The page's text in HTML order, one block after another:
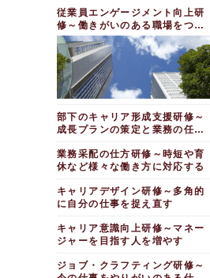
うこと
20代向けキャリア研修
～偶然の出会いを活かし、人生
100年を充実させる
ワークライフインテグレ
ーション研修
キャリアデザイン研修～
自らの人生を豊かにするお金の
基礎知識
お金の貯め方～キャリアデザイ
ン研修
ェアな目線で、お金の知識を体
系的に身につける
As is-To Beギャップを埋め
る（半日間）
20代向けキャリアデザ
イン研修～事前視聴動画と実践
る
管理職向け従業員エンゲ
ージメント向上研修～働きがい
のある職場づくりでチームの活
性化をはかる
チームワーク入門研修～
信頼・責任・疾走・勝利で高め
【ジョブクラフティング。こだわり
を生み出すマネジメント】
（管理職向け）ジョブク
ラフティング～熱意・やりがい
をもって働ける環境づくり
ジョブ・クラフティング
研修～目の前の仕事をやりがい
のある仕事に変える（１日間）
【研究チームの活性化、チームビル
ディング力】
ルディングワークショップ 自
研修～考え方を切り替え、ワン
ランク上の仕事を目指す
27歳の壁を乗り越える
研修～仕事の「慣れ」に打ち勝
ち、成長を続ける
30歳の壁を乗り越える
研修～キャリアの不安にスキル
アップで備える
ワークライフインテグレ
ーション研修
40・50代向けキャリア
研修～モチベーションアップ編
40歳の壁を乗り越える
研修～体と心の変化に向き合
50代活動（いそかつ）
研修 ～これからのワークスタ
50代向けキャリアデザ
中堅社員向けオーナーシ
ップ研修～当事者意識をもっ
て、周囲に働きかける
４ＳＨＩＰ研修～視座を
高め、組織的に活躍する４方向
の意識と行動
マスターズ（ベテラン世
事人としての「芸」を磨く
目の前の仕事を前向きに捉える
仕事の意欲向上研修～ポ
ジティブシンキングを仕事に活
用する
社会人１・２年目ステッ
プアップ研修～モチベーション
向上編
偶然を味方にして前向き
に働くための研修（半日間）
研修～過去の経験から自分の価
ジ研修～事務職から営業職に職
種転換する編（１日間）
ビジネス雑談力向上研修
～仕事が捗る双方向のコミュニ
ケーション術（１日間）
【役職定年者向け】
役職定年者向け研修 技
術・知識伝承編（１日間）
５０代向けキャリアデザ
けた意識変革と計画策定（１日
間）
ネス基礎研修 経験を活かし、
輝く（３日間）
ション研修～シニア人材と良好
な関係を築く編
管理職向け研修～役職定
年社員・シニア社員の再活躍支
業務改善研修（１日間）
クリティカルシンキング
研修～本質を見抜く力を養う
（１日間）
【内勤から外勤への変容】
ビジネスマナー研修（１
日間）
電話応対研修（１日間）
異動者向け研修～営業へ
（若手向け）営業基礎研
修～営業のいろはを知り、営業
活動の流れを学ぶ（１日間）
Ｅメールの書き方研修～
間）
【新任 人事・研修担当者向け】
採用企画担当者レベルア
ップ研修
間）
女性向けキャリアアップ
研修～一般職から総合職に職種
転換する編（１日間）
（出向予定者向け）中小
企業で活躍するためのマインド
チェンジ研修（半日間）
（若手向け）営業基礎研
修～営業のいろはを知り、営業
営業研修 ～基本編（１
日間）
（営業向け）クロージン
グ研修～成約率を上げるための
営業力強化研修～心情理
解を通し、顧客との関係構築を
異動者向け研修～営業へ
キャリアデザイン研修～
自らの人生を豊かにするお金の
基礎知識
ＩＤＰ（個人能力開発計
画）作成研修（２日間）
３０代向けキャリアデザ
イン研修～主体的かつ戦略的に
キャリアを考える
４０代向けキャリアデザ
イン研修～ワーク・ライフ・マ
キャリアデザイン
イン研修～Must･Can･Willで
キャリアを考える
～偶然の出会いを活かし、人生
100年を充実させる
イン研修～人生100年時代のマ
従業員エンゲージメント向上研
修～働きがいのある職場をつく
る
部下のキャリア形成支援研修～
成長プランの策定と業務の任せ
業務采配の仕方研修～時短や育
休など様々な働き方に対応する
キャリアデザイン研修～多角的
に自分の仕事を捉え直す
キャリア意識向上研修～マネー
ジャーを目指す人を増やす
ジョブ・クラフティング研修～